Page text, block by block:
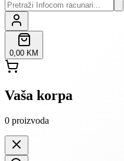
0,00 KM
Vaša korpa
0 proizvoda